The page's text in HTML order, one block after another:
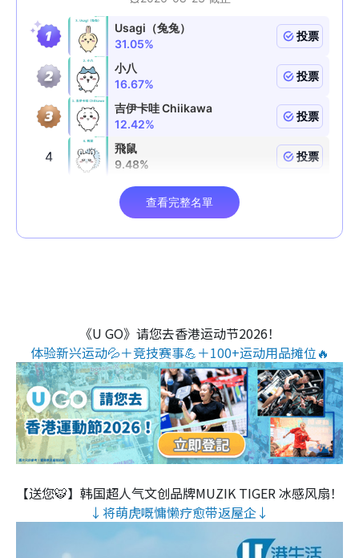
《U GO》请您去香港运动节2026！
体验新兴运动💦＋竞技赛事💪＋100+运动用品摊位🔥
【送您🐯】韩国超人气文创品牌MUZIK TIGER 冰感风扇！
↓将萌虎嘅慵懒疗愈带返屋企↓